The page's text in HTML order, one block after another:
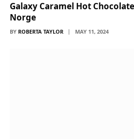
Galaxy Caramel Hot
Norge
BY ROBERTA TAYLOR MAY 11, 2024